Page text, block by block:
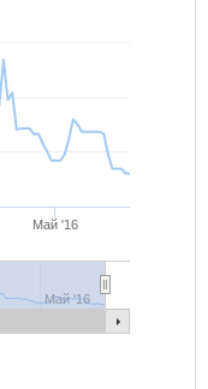
Май '16
Май '16